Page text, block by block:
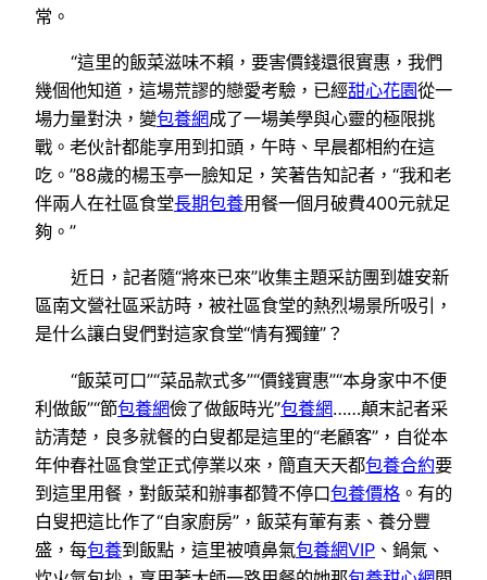
常。
“這里的飯菜滋味不賴，要害價錢還很實惠，我們
幾個他知道，這場荒謬的戀愛考驗，已經甜心花園從一
場力量對決，變包養網成了一場美學與心靈的極限挑
戰。老伙計都能享用到扣頭，午時、早晨都相約在這
吃。”88歲的楊玉亭一臉知足，笑著告知記者，“我和老
伴兩人在社區食堂長期包養用餐一個月破費400元就足
夠。”
近日，記者隨“將來已來”收集主題采訪團到雄安新
區南文營社區采訪時，被社區食堂的熱烈場景所吸引，
是什么讓白叟們對這家食堂“情有獨鐘”？
“飯菜可口”“菜品款式多”“價錢實惠”“本身家中不便
利做飯”“節包養網儉了做飯時光”包養網……顛末記者采
訪清楚，良多就餐的白叟都是這里的“老顧客”，自從本
年仲春社區食堂正式停業以來，簡直天天都包養合約要
到這里用餐，對飯菜和辦事都贊不停口包養價格 。有的
白叟把這比作了“自家廚房”，飯菜有葷有素、養分豐
盛，每包養到飯點，這里被噴鼻氣包養網VIP 、鍋氣、